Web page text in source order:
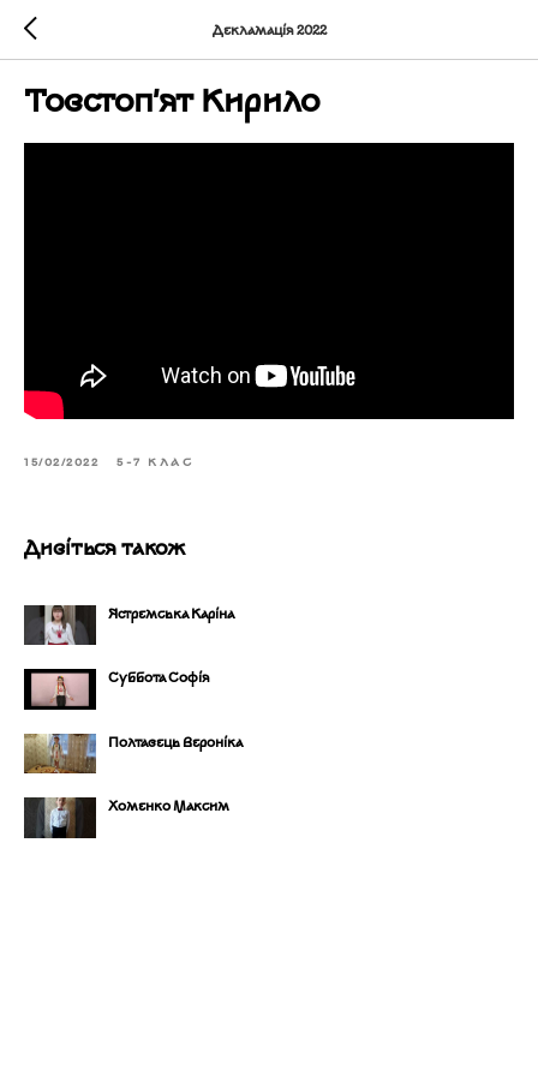
Декламація 2022
Товстоп'ят Кирило
15/02/2022 5-7 КЛАС
Дивіться також
Ястремська Каріна
Суббота Софія
Полтавець Вероніка
Хоменко Максим